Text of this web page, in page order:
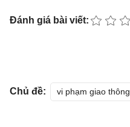
Đánh giá bài viết:
Chủ đề: vi phạm giao thông